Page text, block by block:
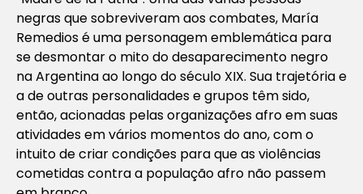
negras que sobreviveram aos combates, María
Remedios é uma personagem emblemática para
se desmontar o mito do desaparecimento negro
na Argentina ao longo do século XIX. Sua trajetória e
a de outras personalidades e grupos têm sido,
então, acionadas pelas organizações afro em suas
atividades em vários momentos do ano, com o
intuito de criar condições para que as violências
cometidas contra a população afro não passem